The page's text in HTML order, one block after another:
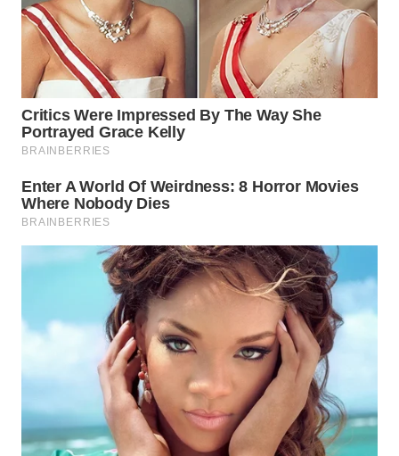
LAWAS
WN
SUMEDANG
WN
CIANJUR
WN
KEPULAUAN
SERIBU
WN
CIREBON